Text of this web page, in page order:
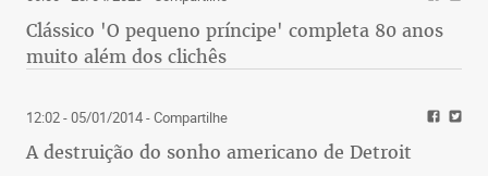
Clássico 'O pequeno príncipe' completa 80 anos
muito além dos clichês
12:02 - 05/01/2014- Compartilhe
A destruição do sonho americano de Detroit